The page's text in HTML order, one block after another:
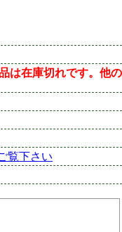
は在庫切れです。他の
覧下さい